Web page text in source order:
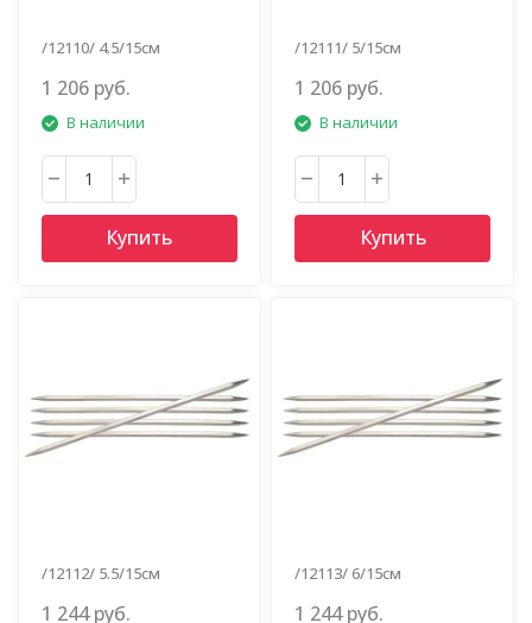
/12110/ 4.5/15см
1 206 руб.
В наличии
Купить
/12111/ 5/15см
1 206 руб.
В наличии
Купить
/12112/ 5.5/15см
1 244 руб.
/12113/ 6/15см
1 244 руб.